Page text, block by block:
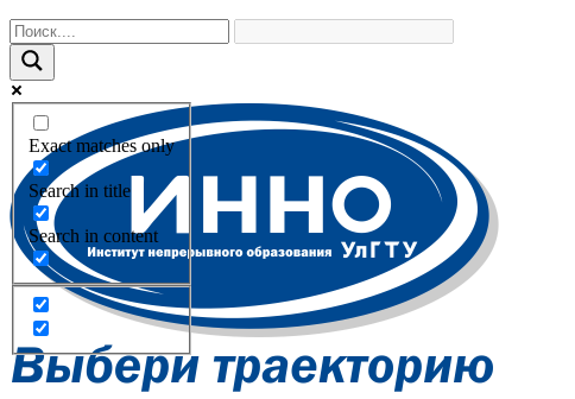
Exact matches only
Search in title
Search in content